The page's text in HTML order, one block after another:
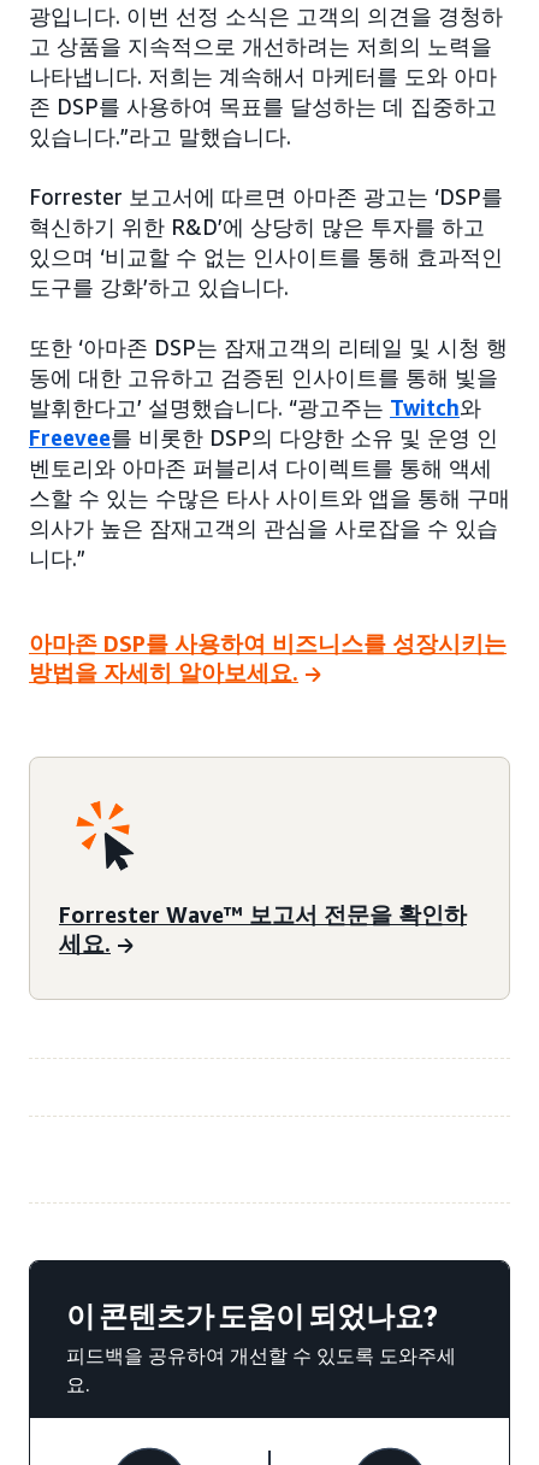
광입니다. 이번 선정 소식은 고객의 의견을 경청하
고 상품을 지속적으로 개선하려는 저희의 노력을
나타냅니다. 저희는 계속해서 마케터를 도와 아마
존 DSP를 사용하여 목표를 달성하는 데 집중하고
있습니다.”라고 말했습니다.
Forrester 보고서에 따르면 아마존 광고는 ‘DSP를
혁신하기 위한 R&D’에 상당히 많은 투자를 하고
있으며 ‘비교할 수 없는 인사이트를 통해 효과적인
도구를 강화’하고 있습니다.
또한 ‘아마존 DSP는 잠재고객의 리테일 및 시청 행
동에 대한 고유하고 검증된 인사이트를 통해 빛을
발휘한다고’ 설명했습니다. “광고주는 Twitch와
Freevee를 비롯한 DSP의 다양한 소유 및 운영 인
벤토리와 아마존 퍼블리셔 다이렉트를 통해 액세
스할 수 있는 수많은 타사 사이트와 앱을 통해 구매
의사가 높은 잠재고객의 관심을 사로잡을 수 있습
니다.”
아마존 DSP를 사용하여 비즈니스를 성장시키는
방법을 자세히 알아보세요.
Forrester Wave™ 보고서 전문을 확인하
세요.
이 콘텐츠가 도움이 되었나요?
피드백을 공유하여 개선할 수 있도록 도와주세
요.